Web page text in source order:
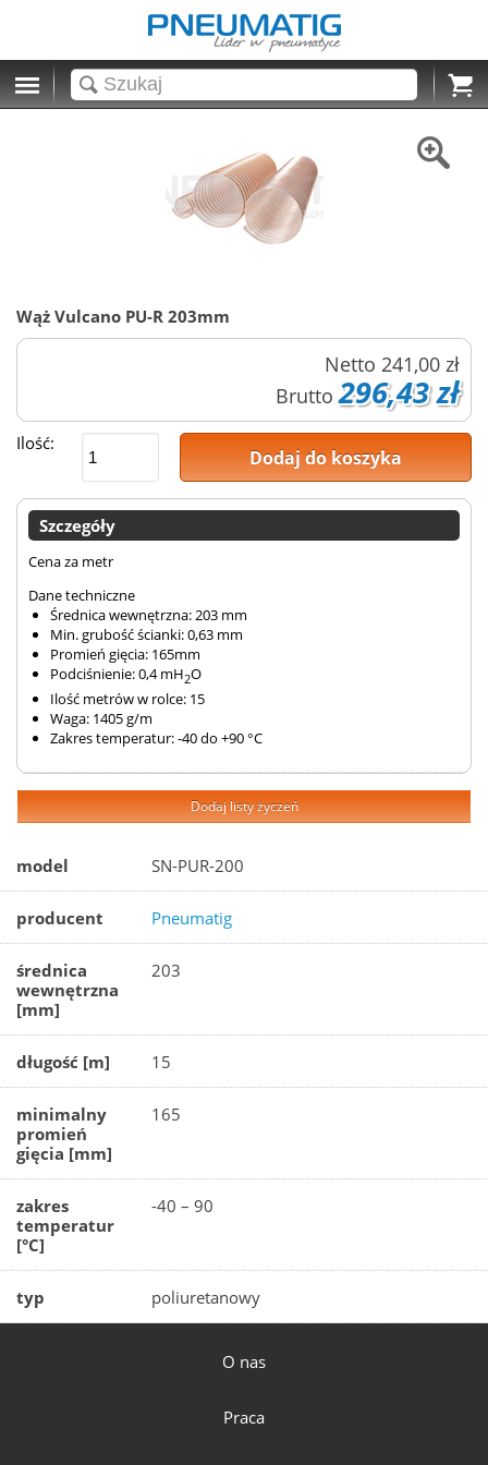
Cart
Wąż Vulcano PU-R 203mm
Netto 241,00 zł
Brutto 296,43 zł
Ilość:
Dodaj do koszyka
Szczegóły
Cena za metr
Dane techniczne
Średnica wewnętrzna: 203 mm
Min. grubość ścianki: 0,63 mm
Promień gięcia: 165mm
Podciśnienie: 0,4 mH2O
Ilość metrów w rolce: 15
Waga: 1405 g/m
Zakres temperatur: -40 do +90 °C
Dodaj listy życzeń
model SN-PUR-200
producent Pneumatig
średnica
wewnętrzna
[mm]
203
długość [m] 15
minimalny
promień
gięcia [mm]
165
zakres
temperatur
[°C]
-40 – 90
typ poliuretanowy
O nas
Praca